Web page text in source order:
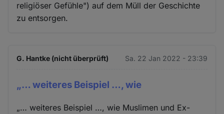
religiöser Gefühle") auf dem Müll der Geschichte
zu entsorgen.
G. Hantke (nicht überprüft) Sa. 22 Jan 2022 - 23:39
„… weiteres Beispiel …, wie
„… weiteres Beispiel …, wie Muslimen und Ex-